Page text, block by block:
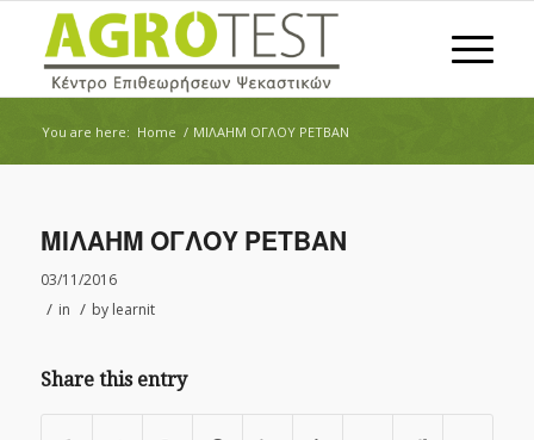
You are here: Home / ΜΙΛΑΗΜ ΟΓΛΟΥ ΡΕΤΒΑΝ
ΜΙΛΑΗΜ ΟΓΛΟΥ ΡΕΤΒΑΝ
03/11/2016
/ in / by learnit
Share this entry